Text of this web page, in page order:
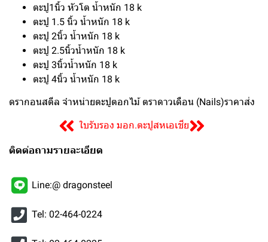
ตะปู1นิ้ว หัวโต น้ำหนัก 18 k
ตะปู 1.5 นิ้ว น้ำหนัก 18 k
ตะปู 2นิ้ว น้ำหนัก 18 k
ตะปู 2.5นิ้วน้ำหนัก 18 k
ตะปู 3นิ้วน้ำหนัก 18 k
ตะปู 4นิ้ว น้ำหนัก 18 k
ดรากอนสตีล จำหน่ายตะปูตอกไม้ ตราดาวเดือน (Nails)ราคาส่ง
ใบรับรอง มอก.ตะปูสหเอเชีย
ติดต่อถามรายละเอียด
Line:@ dragonsteel
Tel: 02-464-0224